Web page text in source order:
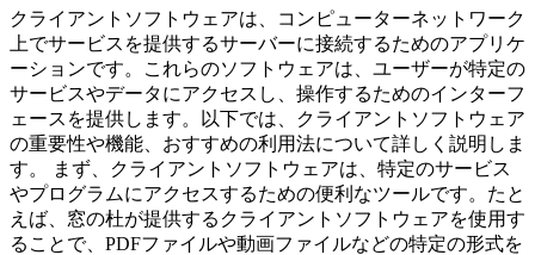
クライアントソフトウェアは、コンピューターネットワーク
上でサービスを提供するサーバーに接続するためのアプリケ
ーションです。これらのソフトウェアは、ユーザーが特定の
サービスやデータにアクセスし、操作するためのインターフ
ェースを提供します。以下では、クライアントソフトウェア
の重要性や機能、おすすめの利用法について詳しく説明しま
す。 まず、クライアントソフトウェアは、特定のサービス
やプログラムにアクセスするための便利なツールです。たと
えば、窓の杜が提供するクライアントソフトウェアを使用す
ることで、PDFファイルや動画ファイルなどの特定の形式を